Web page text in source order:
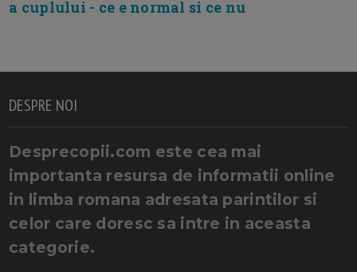
a cuplului - ce e normal si ce nu
DESPRE NOI
Desprecopii.com este cea mai
importanta resursa de informatii online
in limba romana adresata parintilor si
celor care doresc sa intre in aceasta
categorie.